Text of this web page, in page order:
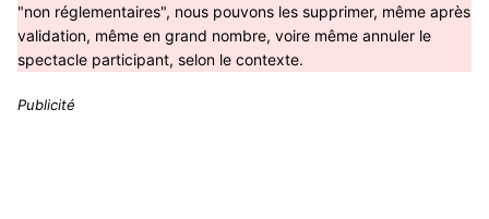
"non réglementaires", nous pouvons les supprimer, même après
validation, même en grand nombre, voire même annuler le
spectacle participant, selon le contexte.
Publicité